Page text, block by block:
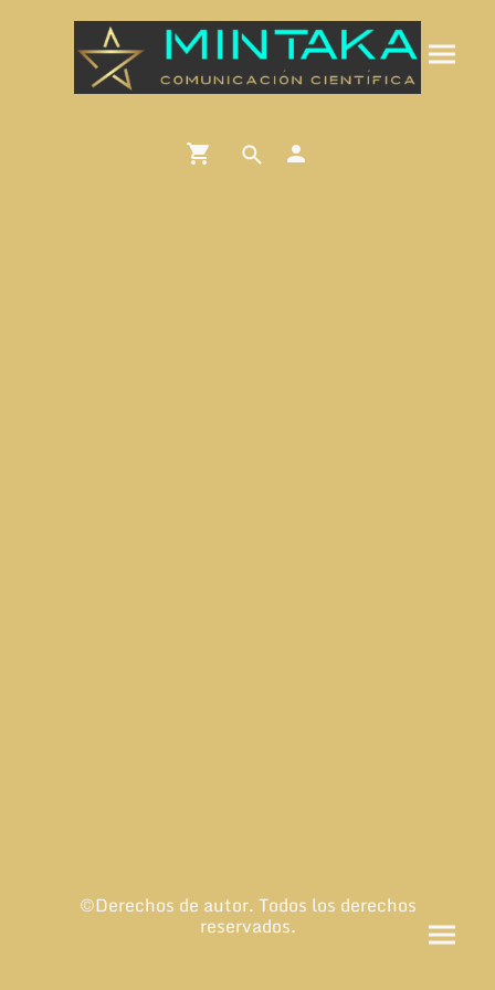
©Derechos de autor. Todos los derechos
reservados.